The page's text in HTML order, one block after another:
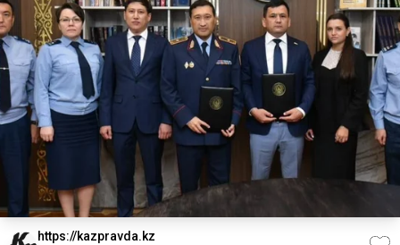
https://kazpravda.kz